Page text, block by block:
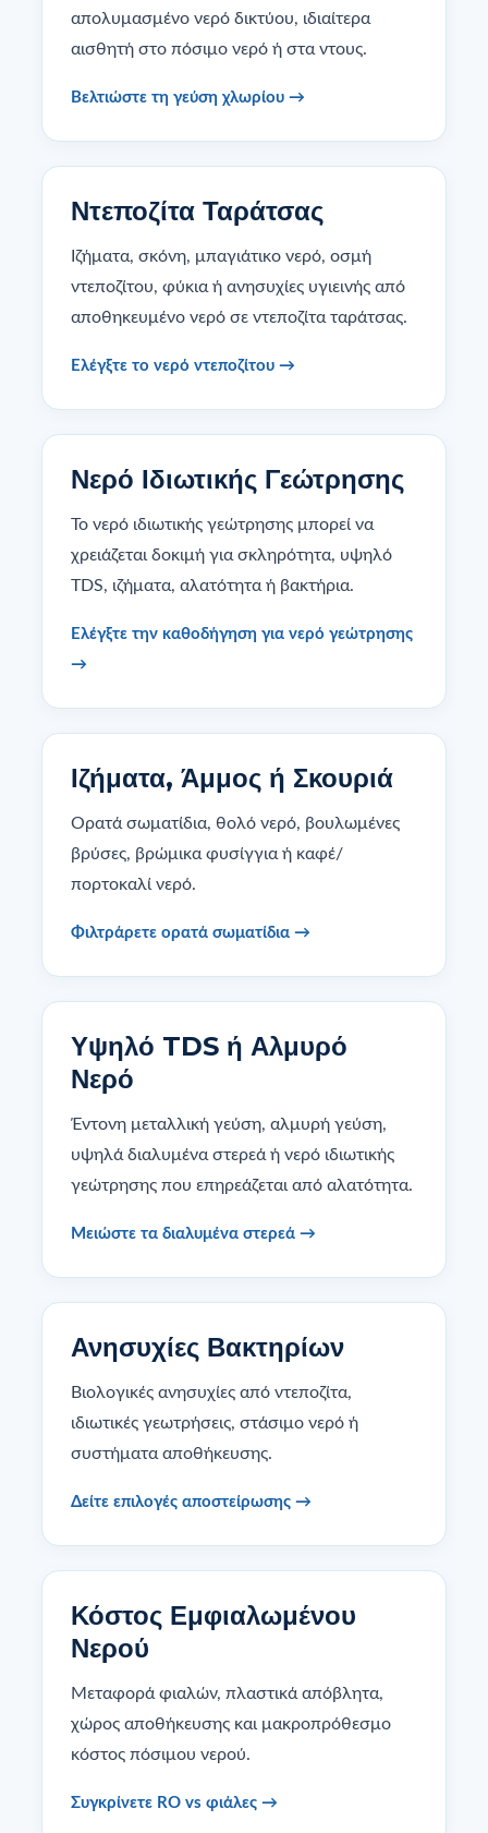
απολυμασμένο νερό δικτύου, ιδιαίτερα
αισθητή στο πόσιμο νερό ή στα ντους.
Βελτιώστε τη γεύση χλωρίου →
Ντεποζίτα Ταράτσας
Ιζήματα, σκόνη, μπαγιάτικο νερό, οσμή
ντεποζίτου, φύκια ή ανησυχίες υγιεινής από
αποθηκευμένο νερό σε ντεποζίτα ταράτσας.
Ελέγξτε το νερό ντεποζίτου →
Νερό Ιδιωτικής Γεώτρησης
Το νερό ιδιωτικής γεώτρησης μπορεί να
χρειάζεται δοκιμή για σκληρότητα, υψηλό
TDS, ιζήματα, αλατότητα ή βακτήρια.
Ελέγξτε την καθοδήγηση για νερό γεώτρησης
→
Ιζήματα, Άμμος ή Σκουριά
Ορατά σωματίδια, θολό νερό, βουλωμένες
βρύσες, βρώμικα φυσίγγια ή καφέ/
πορτοκαλί νερό.
Φιλτράρετε ορατά σωματίδια →
Υψηλό TDS ή Αλμυρό
Νερό
Έντονη μεταλλική γεύση, αλμυρή γεύση,
υψηλά διαλυμένα στερεά ή νερό ιδιωτικής
γεώτρησης που επηρεάζεται από αλατότητα.
Μειώστε τα διαλυμένα στερεά →
Ανησυχίες Βακτηρίων
Βιολογικές ανησυχίες από ντεποζίτα,
ιδιωτικές γεωτρήσεις, στάσιμο νερό ή
συστήματα αποθήκευσης.
Δείτε επιλογές αποστείρωσης →
Κόστος Εμφιαλωμένου
Νερού
Μεταφορά φιαλών, πλαστικά απόβλητα,
χώρος αποθήκευσης και μακροπρόθεσμο
κόστος πόσιμου νερού.
Συγκρίνετε RO vs φιάλες →